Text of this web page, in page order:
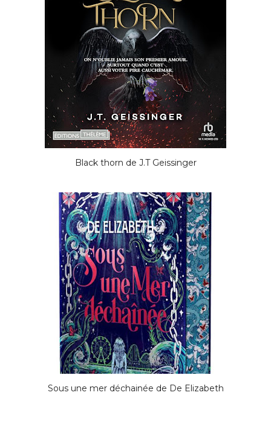
Black thorn de J.T Geissinger
Sous une mer déchainée de De Elizabeth